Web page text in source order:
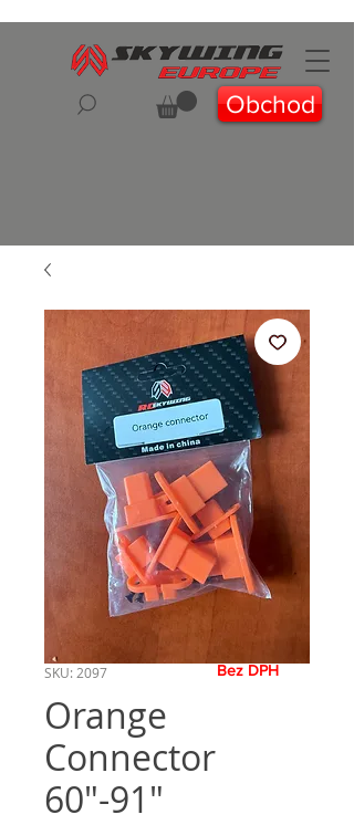
Obchod
SKU: 2097
Orange
Connector
60"-91"
Bez DPH